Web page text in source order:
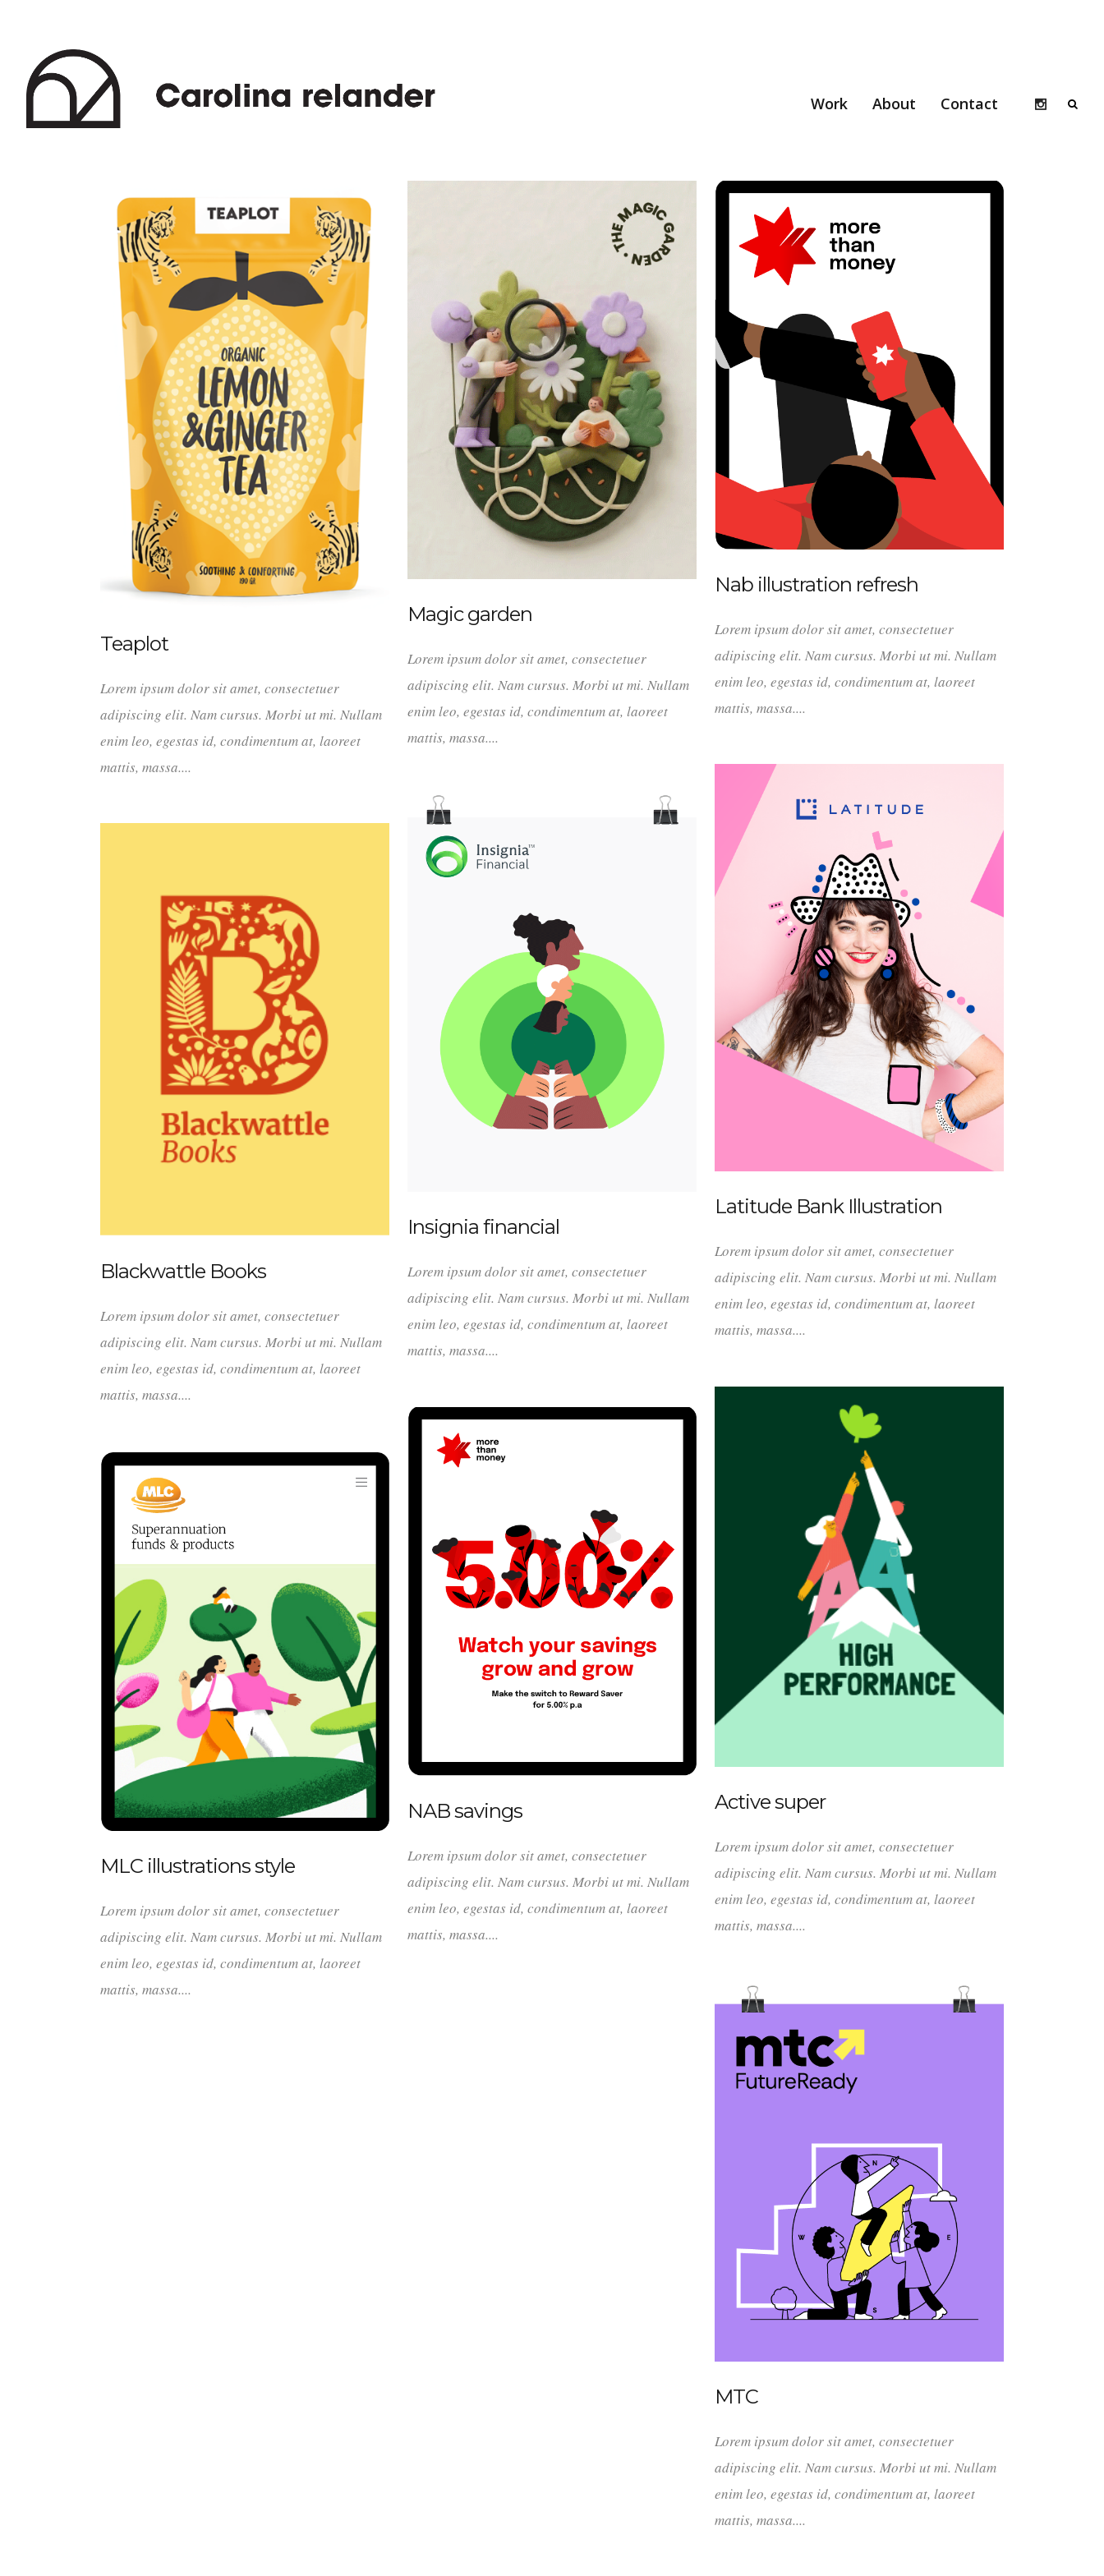
Work About Contact
Teaplot
Lorem ipsum dolor sit amet, consectetuer
adipiscing elit. Nam cursus. Morbi ut mi. Nullam
enim leo, egestas id, condimentum at, laoreet
mattis, massa....
Magic garden
Lorem ipsum dolor sit amet, consectetuer
adipiscing elit. Nam cursus. Morbi ut mi. Nullam
enim leo, egestas id, condimentum at, laoreet
mattis, massa....
Nab illustration refresh
Lorem ipsum dolor sit amet, consectetuer
adipiscing elit. Nam cursus. Morbi ut mi. Nullam
enim leo, egestas id, condimentum at, laoreet
mattis, massa....
Latitude Bank Illustration
Lorem ipsum dolor sit amet, consectetuer
adipiscing elit. Nam cursus. Morbi ut mi. Nullam
enim leo, egestas id, condimentum at, laoreet
mattis, massa....
Insignia financial
Lorem ipsum dolor sit amet, consectetuer
adipiscing elit. Nam cursus. Morbi ut mi. Nullam
enim leo, egestas id, condimentum at, laoreet
mattis, massa....
Blackwattle Books
Lorem ipsum dolor sit amet, consectetuer
adipiscing elit. Nam cursus. Morbi ut mi. Nullam
enim leo, egestas id, condimentum at, laoreet
mattis, massa....
Active super
Lorem ipsum dolor sit amet, consectetuer
adipiscing elit. Nam cursus. Morbi ut mi. Nullam
enim leo, egestas id, condimentum at, laoreet
mattis, massa....
NAB savings
Lorem ipsum dolor sit amet, consectetuer
adipiscing elit. Nam cursus. Morbi ut mi. Nullam
enim leo, egestas id, condimentum at, laoreet
mattis, massa....
MLC illustrations style
Lorem ipsum dolor sit amet, consectetuer
adipiscing elit. Nam cursus. Morbi ut mi. Nullam
enim leo, egestas id, condimentum at, laoreet
mattis, massa....
MTC
Lorem ipsum dolor sit amet, consectetuer
adipiscing elit. Nam cursus. Morbi ut mi. Nullam
enim leo, egestas id, condimentum at, laoreet
mattis, massa....